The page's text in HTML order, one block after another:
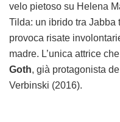
velo pietoso su Helena
Tilda: un ibrido tra Jabba
provoca risate
madre. L’unica attrice
Goth, già protagonista de
Verbinski (2016).